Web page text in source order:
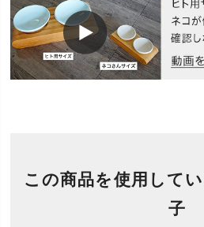
この商品を使用して
子